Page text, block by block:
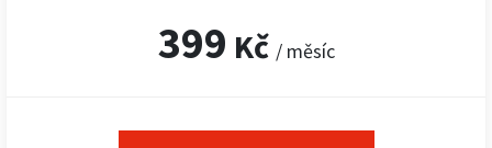
399 Kč / měsíc